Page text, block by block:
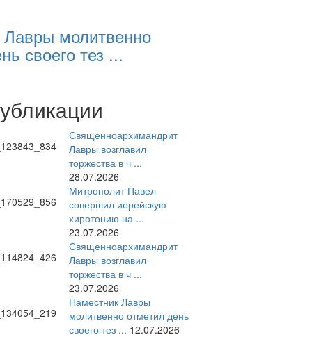
молитвенно
своего тез ...
Священноархимандрит
Лавры возглавил
торжества в ч ...
28.07.2026
Митрополит Павел
совершил иерейскую
хиротонию на ...
23.07.2026
Священноархимандрит
Лавры возглавил
торжества в ч ...
23.07.2026
Наместник Лавры
молитвенно отметил день
своего тез ... 12.07.2026